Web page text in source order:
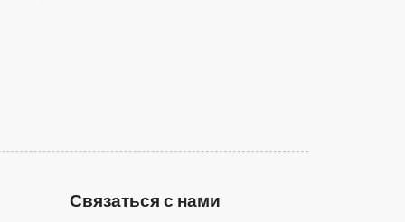
Связаться с нами